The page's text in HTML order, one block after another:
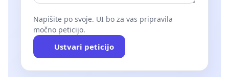
Napišite po svoje. UI bo za vas pripravila
močno peticijo.
Ustvari peticijo